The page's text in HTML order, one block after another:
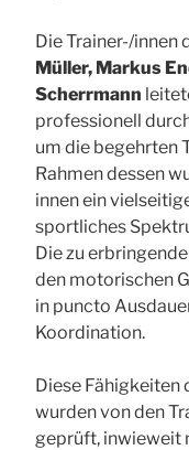
Die Trainer-/innen
Müller, Markus
Scherrmann
professionell
um die begehrten
Rahmen dessen
innen ein
sportliches
Die zu
den motorischen
in puncto
Koordination.
Diese Fähigkeiten
wurden von den
geprüft, inwieweit